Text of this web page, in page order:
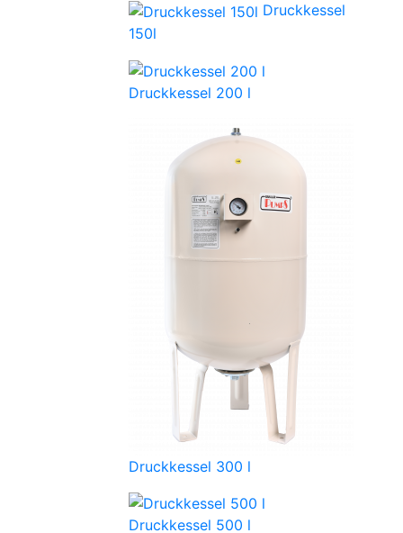
Druckkessel
150l
Druckkessel 200 l
Druckkessel 300 l
Druckkessel 500 l